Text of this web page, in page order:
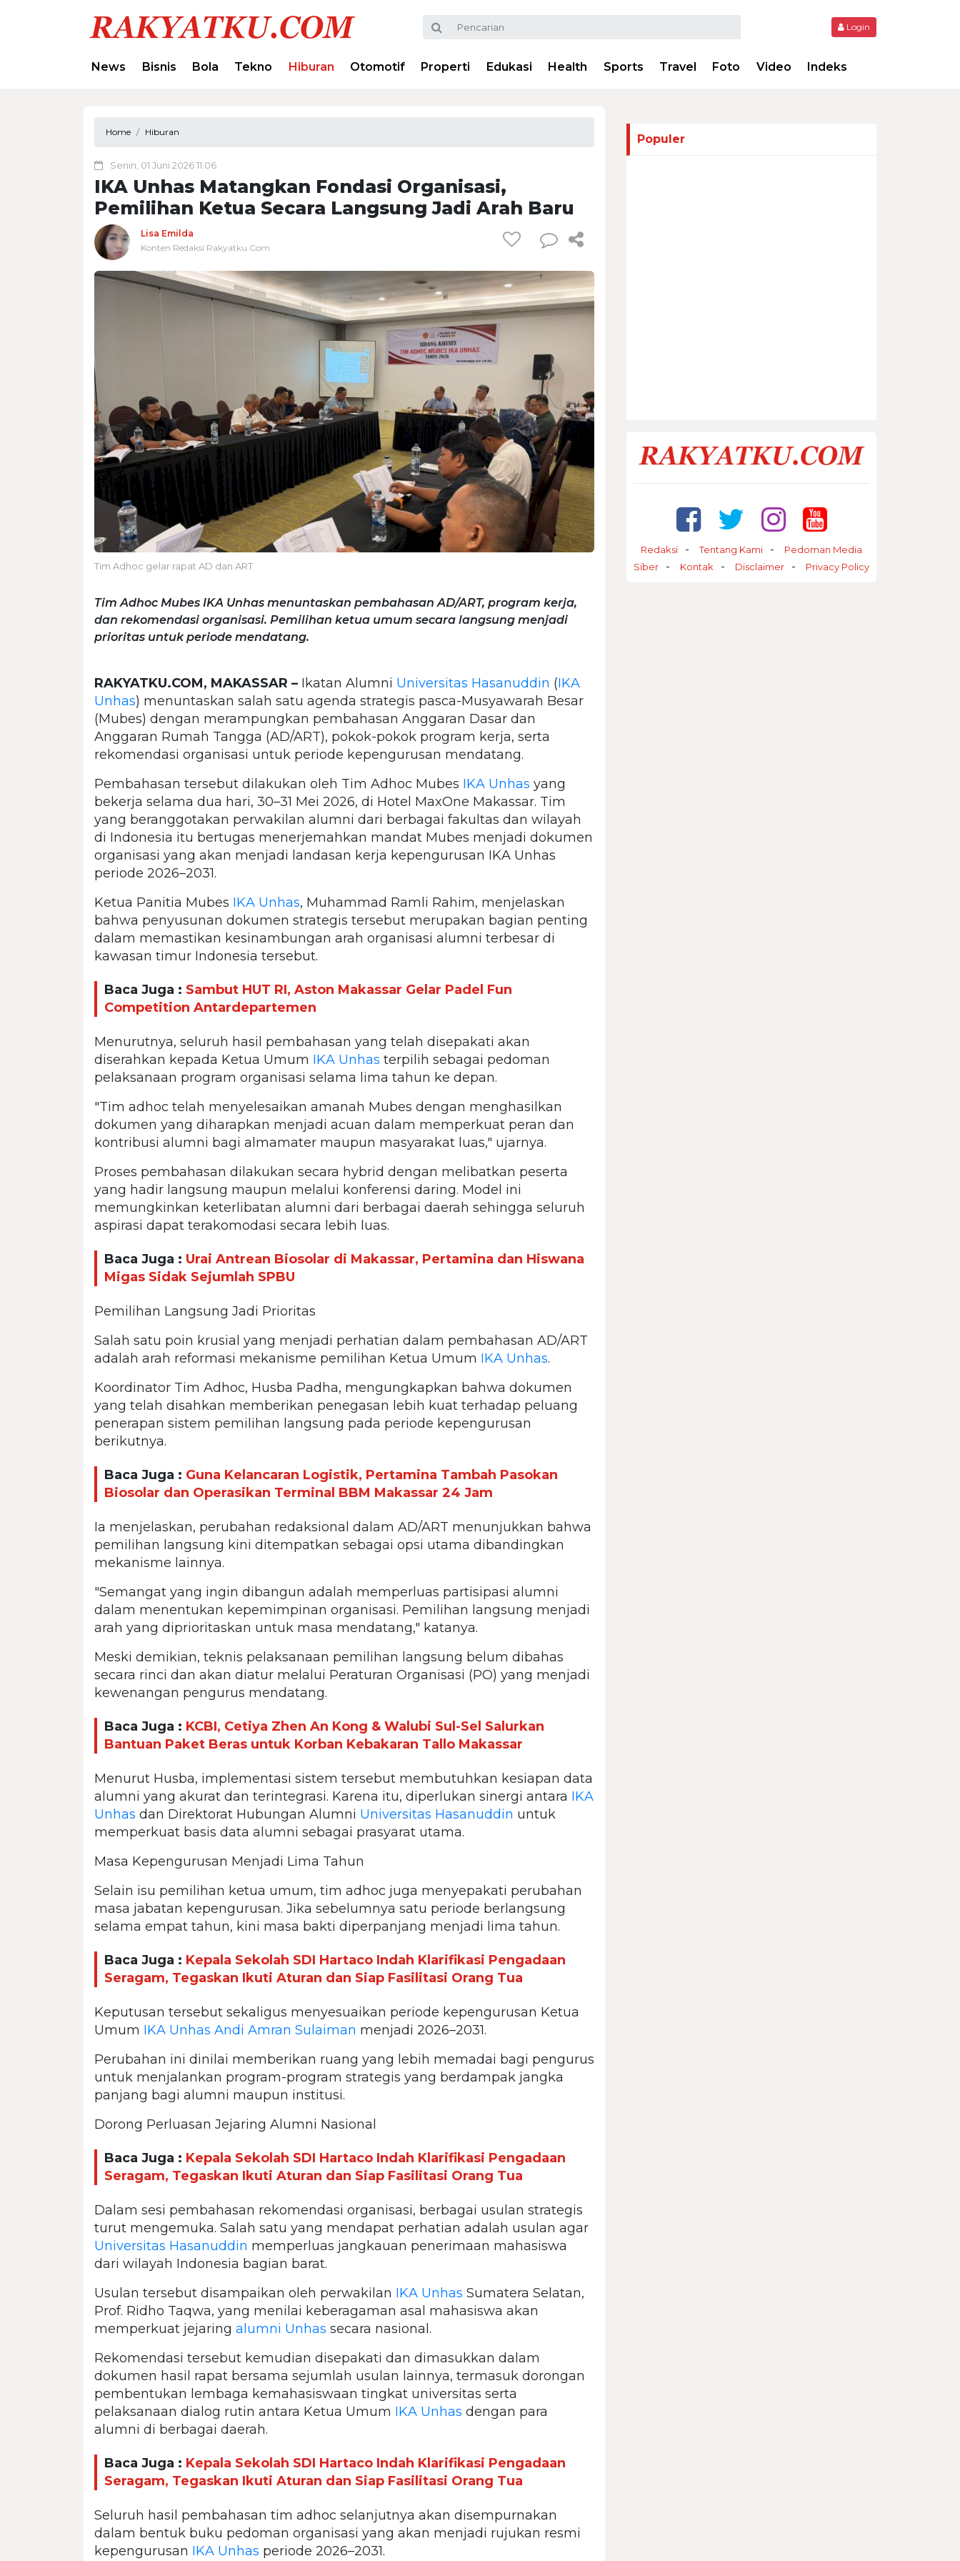
Login
News Bisnis Bola Tekno Hiburan Otomotif Properti Edukasi Health Sports Travel Foto Video Indeks
Home Hiburan
Senin, 01 Juni 2026 11:06
IKA Unhas Matangkan Fondasi Organisasi,
Pemilihan Ketua Secara Langsung Jadi Arah Baru
Lisa Emilda
Konten Redaksi Rakyatku.Com
Tim Adhoc gelar rapat AD dan ART
Tim Adhoc Mubes IKA Unhas menuntaskan pembahasan AD/ART, program kerja,
dan rekomendasi organisasi. Pemilihan ketua umum secara langsung menjadi
prioritas untuk periode mendatang.
RAKYATKU.COM, MAKASSAR – Ikatan Alumni Universitas Hasanuddin (IKA
Unhas) menuntaskan salah satu agenda strategis pasca-Musyawarah Besar
(Mubes) dengan merampungkan pembahasan Anggaran Dasar dan
Anggaran Rumah Tangga (AD/ART), pokok-pokok program kerja, serta
rekomendasi organisasi untuk periode kepengurusan mendatang.
Pembahasan tersebut dilakukan oleh Tim Adhoc Mubes IKA Unhas yang
bekerja selama dua hari, 30–31 Mei 2026, di Hotel MaxOne Makassar. Tim
yang beranggotakan perwakilan alumni dari berbagai fakultas dan wilayah
di Indonesia itu bertugas menerjemahkan mandat Mubes menjadi dokumen
organisasi yang akan menjadi landasan kerja kepengurusan IKA Unhas
periode 2026–2031.
Ketua Panitia Mubes IKA Unhas, Muhammad Ramli Rahim, menjelaskan
bahwa penyusunan dokumen strategis tersebut merupakan bagian penting
dalam memastikan kesinambungan arah organisasi alumni terbesar di
kawasan timur Indonesia tersebut.
Baca Juga : Sambut HUT RI, Aston Makassar Gelar Padel Fun
Competition Antardepartemen
Menurutnya, seluruh hasil pembahasan yang telah disepakati akan
diserahkan kepada Ketua Umum IKA Unhas terpilih sebagai pedoman
pelaksanaan program organisasi selama lima tahun ke depan.
"Tim adhoc telah menyelesaikan amanah Mubes dengan menghasilkan
dokumen yang diharapkan menjadi acuan dalam memperkuat peran dan
kontribusi alumni bagi almamater maupun masyarakat luas," ujarnya.
Proses pembahasan dilakukan secara hybrid dengan melibatkan peserta
yang hadir langsung maupun melalui konferensi daring. Model ini
memungkinkan keterlibatan alumni dari berbagai daerah sehingga seluruh
aspirasi dapat terakomodasi secara lebih luas.
Baca Juga : Urai Antrean Biosolar di Makassar, Pertamina dan Hiswana
Migas Sidak Sejumlah SPBU
Pemilihan Langsung Jadi Prioritas
Salah satu poin krusial yang menjadi perhatian dalam pembahasan AD/ART
adalah arah reformasi mekanisme pemilihan Ketua Umum IKA Unhas.
Koordinator Tim Adhoc, Husba Padha, mengungkapkan bahwa dokumen
yang telah disahkan memberikan penegasan lebih kuat terhadap peluang
penerapan sistem pemilihan langsung pada periode kepengurusan
berikutnya.
Baca Juga : Guna Kelancaran Logistik, Pertamina Tambah Pasokan
Biosolar dan Operasikan Terminal BBM Makassar 24 Jam
Ia menjelaskan, perubahan redaksional dalam AD/ART menunjukkan bahwa
pemilihan langsung kini ditempatkan sebagai opsi utama dibandingkan
mekanisme lainnya.
"Semangat yang ingin dibangun adalah memperluas partisipasi alumni
dalam menentukan kepemimpinan organisasi. Pemilihan langsung menjadi
arah yang diprioritaskan untuk masa mendatang," katanya.
Meski demikian, teknis pelaksanaan pemilihan langsung belum dibahas
secara rinci dan akan diatur melalui Peraturan Organisasi (PO) yang menjadi
kewenangan pengurus mendatang.
Baca Juga : KCBI, Cetiya Zhen An Kong & Walubi Sul-Sel Salurkan
Bantuan Paket Beras untuk Korban Kebakaran Tallo Makassar
Menurut Husba, implementasi sistem tersebut membutuhkan kesiapan data
alumni yang akurat dan terintegrasi. Karena itu, diperlukan sinergi antara IKA
Unhas dan Direktorat Hubungan Alumni Universitas Hasanuddin untuk
memperkuat basis data alumni sebagai prasyarat utama.
Masa Kepengurusan Menjadi Lima Tahun
Selain isu pemilihan ketua umum, tim adhoc juga menyepakati perubahan
masa jabatan kepengurusan. Jika sebelumnya satu periode berlangsung
selama empat tahun, kini masa bakti diperpanjang menjadi lima tahun.
Baca Juga : Kepala Sekolah SDI Hartaco Indah Klarifikasi Pengadaan
Seragam, Tegaskan Ikuti Aturan dan Siap Fasilitasi Orang Tua
Keputusan tersebut sekaligus menyesuaikan periode kepengurusan Ketua
Umum IKA Unhas Andi Amran Sulaiman menjadi 2026–2031.
Perubahan ini dinilai memberikan ruang yang lebih memadai bagi pengurus
untuk menjalankan program-program strategis yang berdampak jangka
panjang bagi alumni maupun institusi.
Dorong Perluasan Jejaring Alumni Nasional
Baca Juga : Kepala Sekolah SDI Hartaco Indah Klarifikasi Pengadaan
Seragam, Tegaskan Ikuti Aturan dan Siap Fasilitasi Orang Tua
Dalam sesi pembahasan rekomendasi organisasi, berbagai usulan strategis
turut mengemuka. Salah satu yang mendapat perhatian adalah usulan agar
Universitas Hasanuddin memperluas jangkauan penerimaan mahasiswa
dari wilayah Indonesia bagian barat.
Usulan tersebut disampaikan oleh perwakilan IKA Unhas Sumatera Selatan,
Prof. Ridho Taqwa, yang menilai keberagaman asal mahasiswa akan
memperkuat jejaring alumni Unhas secara nasional.
Rekomendasi tersebut kemudian disepakati dan dimasukkan dalam
dokumen hasil rapat bersama sejumlah usulan lainnya, termasuk dorongan
pembentukan lembaga kemahasiswaan tingkat universitas serta
pelaksanaan dialog rutin antara Ketua Umum IKA Unhas dengan para
alumni di berbagai daerah.
Baca Juga : Kepala Sekolah SDI Hartaco Indah Klarifikasi Pengadaan
Seragam, Tegaskan Ikuti Aturan dan Siap Fasilitasi Orang Tua
Seluruh hasil pembahasan tim adhoc selanjutnya akan disempurnakan
dalam bentuk buku pedoman organisasi yang akan menjadi rujukan resmi
kepengurusan IKA Unhas periode 2026–2031.
Populer
Redaksi Tentang Kami
Pedoman Media
Siber
Kontak Disclaimer Privacy Policy